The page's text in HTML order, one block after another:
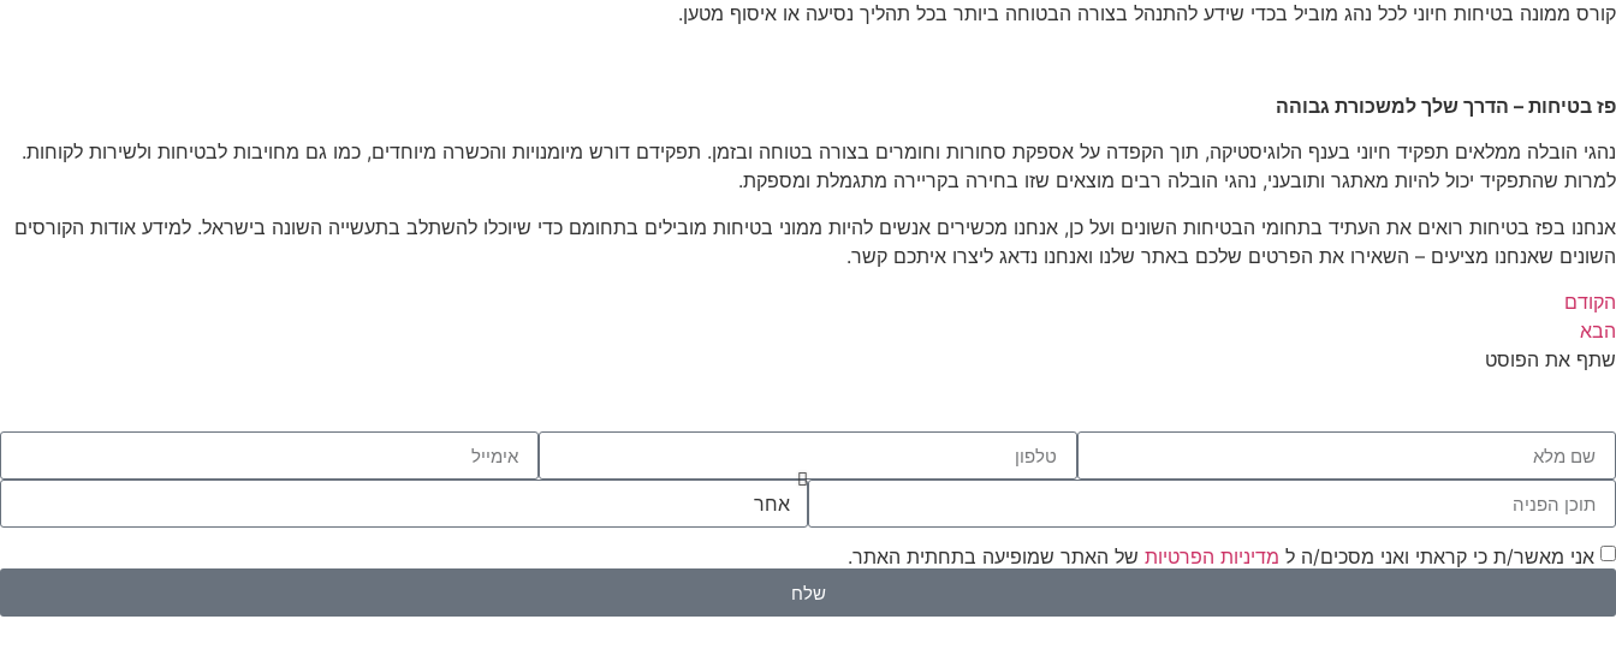
קורס ממונה בטיחות חיוני לכל נהג מוביל בכדי שידע להתנהל בצורה הבטוחה ביותר בכל תהליך נסיעה או איסוף מטען.
פז בטיחות – הדרך שלך למשכורת גבוהה
נהגי הובלה ממלאים תפקיד חיוני בענף הלוגיסטיקה, תוך הקפדה על אספקת סחורות וחומרים בצורה בטוחה ובזמן. תפקידם דורש מיומנויות והכשרה מיוחדים, כמו גם מחויבות לבטיחות ולשירות לקוחות.
למרות שהתפקיד יכול להיות מאתגר ותובעני, נהגי הובלה רבים מוצאים שזו בחירה בקריירה מתגמלת ומספקת.
אנחנו בפז בטיחות רואים את העתיד בתחומי הבטיחות השונים ועל כן, אנחנו מכשירים אנשים להיות ממוני בטיחות מובילים בתחומם כדי שיוכלו להשתלב בתעשייה השונה בישראל. למידע אודות הקורסים
השונים שאנחנו מציעים – השאירו את הפרטים שלכם באתר שלנו ואנחנו נדאג ליצרו איתכם קשר.
הקודם
הבא
שתף את הפוסט
אני מאשר/ת כי קראתי ואני מסכים/ה ל מדיניות הפרטיות של האתר שמופיעה בתחתית האתר.
שלח